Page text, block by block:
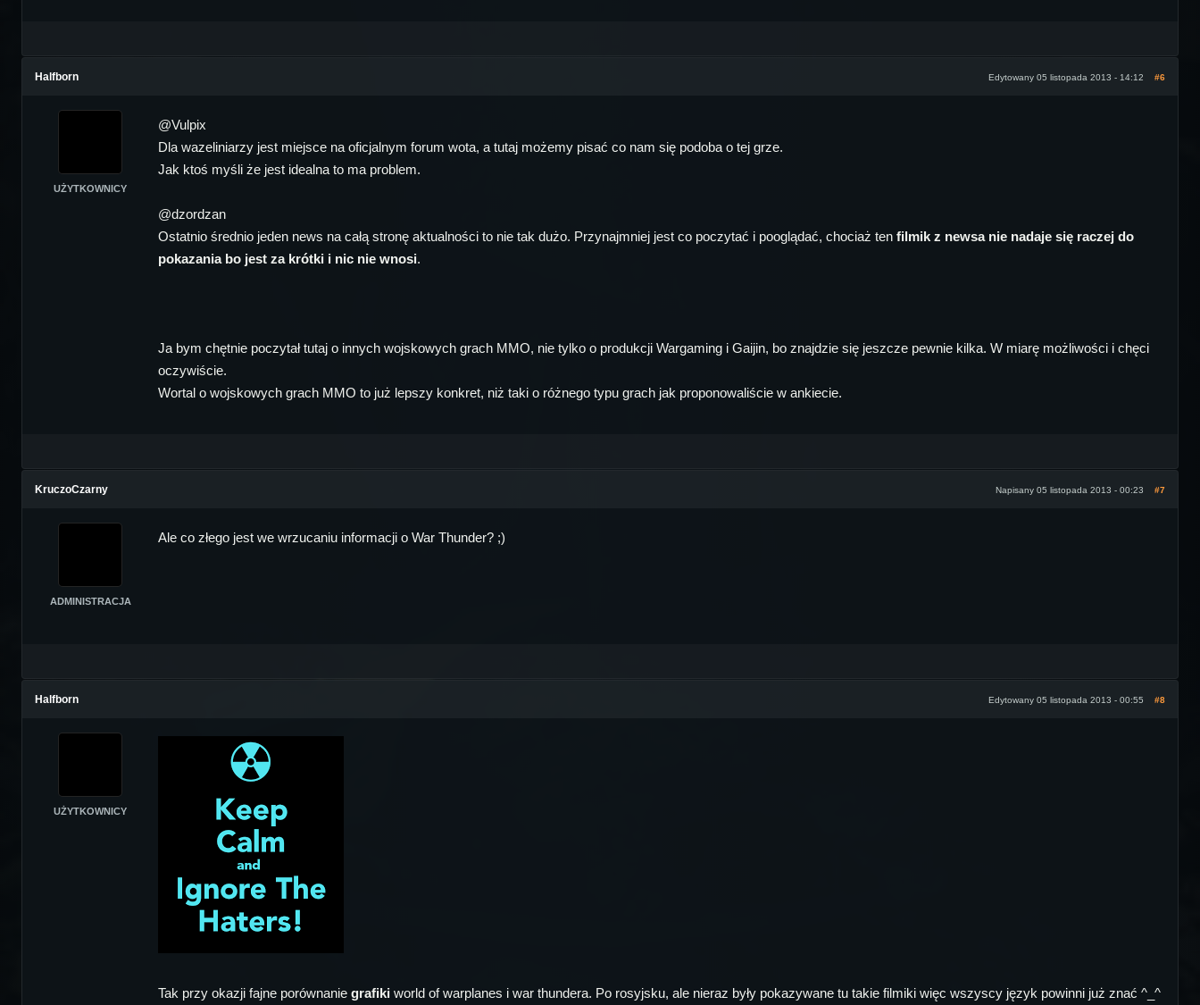
Halfborn Edytowany 05 listopada 2013 - 14:12 #6
UŻYTKOWNICY
@Vulpix
Dla wazeliniarzy jest miejsce na oficjalnym forum wota, a tutaj możemy pisać co nam się podoba o tej grze.
Jak ktoś myśli że jest idealna to ma problem.
@dzordzan
Ostatnio średnio jeden news na całą stronę aktualności to nie tak dużo. Przynajmniej jest co poczytać i pooglądać, chociaż ten filmik z newsa nie nadaje się raczej do
pokazania bo jest za krótki i nic nie wnosi.
Ja bym chętnie poczytał tutaj o innych wojskowych grach MMO, nie tylko o produkcji Wargaming i Gaijin, bo znajdzie się jeszcze pewnie kilka. W miarę możliwości i chęci
oczywiście.
Wortal o wojskowych grach MMO to już lepszy konkret, niż taki o różnego typu grach jak proponowaliście w ankiecie.
KruczoCzarny Napisany 05 listopada 2013 - 00:23 #7
ADMINISTRACJA
Ale co złego jest we wrzucaniu informacji o War Thunder? ;)
Halfborn Edytowany 05 listopada 2013 - 00:55 #8
UŻYTKOWNICY
Tak przy okazji fajne porównanie grafiki world of warplanes i war thundera. Po rosyjsku, ale nieraz były pokazywane tu takie filmiki więc wszyscy język powinni już znać ^_^